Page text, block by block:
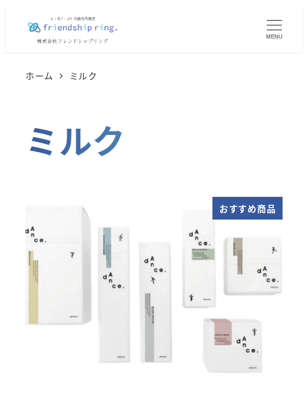
MENU
ホーム ミルク
ミルク
おすすめ商品